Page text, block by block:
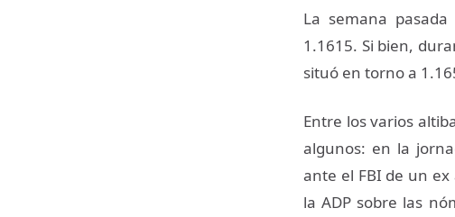
La semana
1.1615. Si bien,
situó en torno a
Entre los varios
algunos: en la
ante el FBI de un ex
la ADP sobre las